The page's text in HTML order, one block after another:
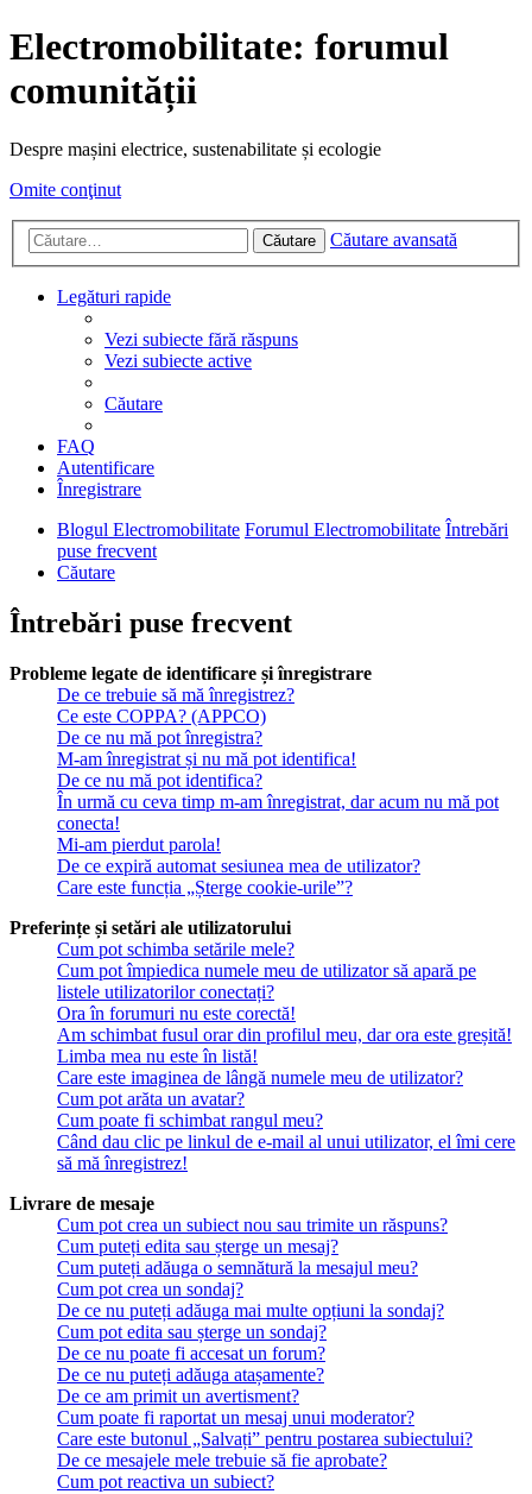
Electromobilitate: forumul
comunității
Despre mașini electrice, sustenabilitate și ecologie
Omite conţinut
Căutare Căutare avansată
Legături rapide
Vezi subiecte fără răspuns
Vezi subiecte active
Căutare
FAQ
Autentificare
Înregistrare
Blogul Electromobilitate Forumul Electromobilitate Întrebări
puse frecvent
Căutare
Întrebări puse frecvent
Probleme legate de identificare și înregistrare
De ce trebuie să mă înregistrez?
Ce este COPPA? (APPCO)
De ce nu mă pot înregistra?
M-am înregistrat și nu mă pot identifica!
De ce nu mă pot identifica?
În urmă cu ceva timp m-am înregistrat, dar acum nu mă pot
conecta!
Mi-am pierdut parola!
De ce expiră automat sesiunea mea de utilizator?
Care este funcția „Șterge cookie-urile”?
Preferințe și setări ale utilizatorului
Cum pot schimba setările mele?
Cum pot împiedica numele meu de utilizator să apară pe
listele utilizatorilor conectați?
Ora în forumuri nu este corectă!
Am schimbat fusul orar din profilul meu, dar ora este greșită!
Limba mea nu este în listă!
Care este imaginea de lângă numele meu de utilizator?
Cum pot arăta un avatar?
Cum poate fi schimbat rangul meu?
Când dau clic pe linkul de e-mail al unui utilizator, el îmi cere
să mă înregistrez!
Livrare de mesaje
Cum pot crea un subiect nou sau trimite un răspuns?
Cum puteți edita sau șterge un mesaj?
Cum puteți adăuga o semnătură la mesajul meu?
Cum pot crea un sondaj?
De ce nu puteți adăuga mai multe opțiuni la sondaj?
Cum pot edita sau șterge un sondaj?
De ce nu poate fi accesat un forum?
De ce nu puteți adăuga atașamente?
De ce am primit un avertisment?
Cum poate fi raportat un mesaj unui moderator?
Care este butonul „Salvați” pentru postarea subiectului?
De ce mesajele mele trebuie să fie aprobate?
Cum pot reactiva un subiect?